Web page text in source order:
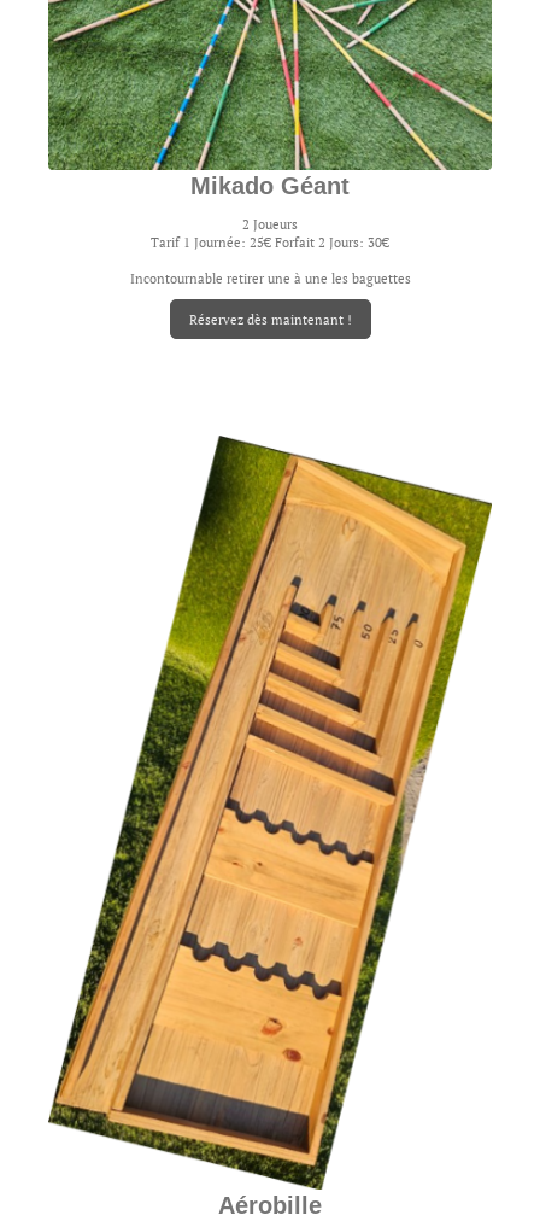
Mikado Géant
2 Joueurs
Tarif 1 Journée: 25€ Forfait 2 Jours: 30€
Incontournable retirer une à une les baguettes
Réservez dès maintenant !
Aérobille